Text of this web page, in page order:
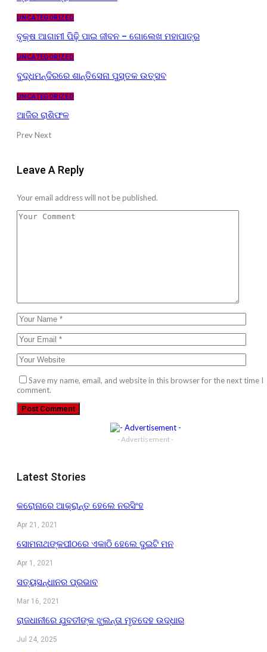
UNCATEGORIZED
ବୃକ୍ଷ ଆଗାମୀ ପିଢ଼ି ପାଇ ଜୀବନ – ଗୋଲେଖ ମହାପାତ୍ର
UNCATEGORIZED
ବୁଦ୍ଧମନ୍ଦିରରେ ଶାନ୍ତିସେନା ପୁସ୍ତକ ଉତ୍ସବ
UNCATEGORIZED
ଆଜିର ରାଶିଫଳ
PrevNext
Leave A Reply
Your email address will not be published.
Save my name, email, and website in this browser for the next time I
comment.
- Advertisement -
Latest Stories
କରୋନାରେ ଆକ୍ରାନ୍ତ ହେଲେ ନରସିଂହ
Apr 21, 2021
ସୋମନାଥଙ୍କପୀଠରେ ଏକାଠି ହେଲେ ଦୁଇଟି ମନ
Apr 1, 2021
ସତ୍ୟସନ୍ଧାନର ପ୍ରଭାବ
Mar 16, 2021
ରାଜଧାନୀରେ ଯୁବତୀଙ୍କ ଝୁଲନ୍ତା ମୃତଦେହ ଉଦ୍ଧାର
Jul 24, 2025